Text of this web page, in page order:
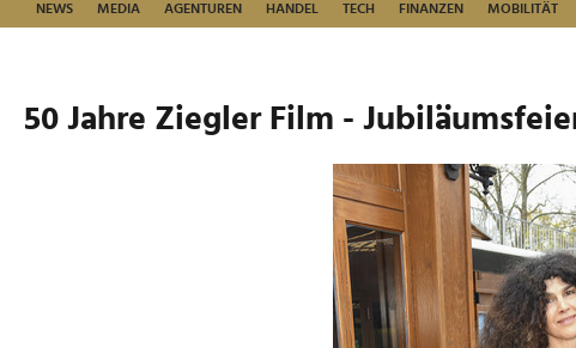
NEWS MEDIA AGENTUREN HANDEL TECH FINANZEN MOBILITÄT
50 Jahre Ziegler Film -